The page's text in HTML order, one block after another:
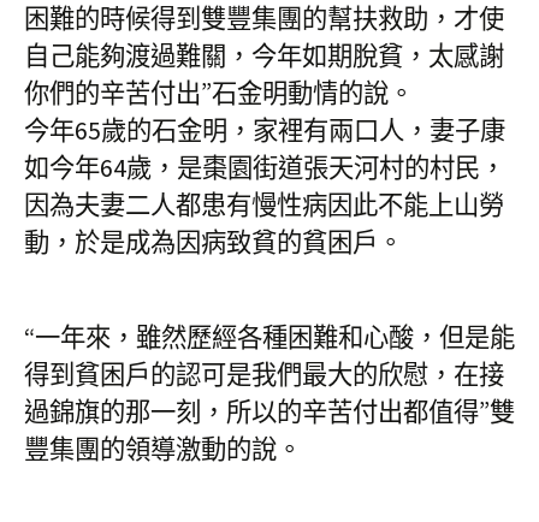
困難的時候得到雙豐集團的幫扶救助，才使
自己能夠渡過難關，今年如期脫貧，太感謝
你們的辛苦付出”石金明動情的說。
今年65歲的石金明，家裡有兩口人，妻子康
如今年64歲，是棗園街道張天河村的村民，
因為夫妻二人都患有慢性病因此不能上山勞
動，於是成為因病致貧的貧困戶。
“一年來，雖然歷經各種困難和心酸，但是能
得到貧困戶的認可是我們最大的欣慰，在接
過錦旗的那一刻，所以的辛苦付出都值得”雙
豐集團的領導激動的說。